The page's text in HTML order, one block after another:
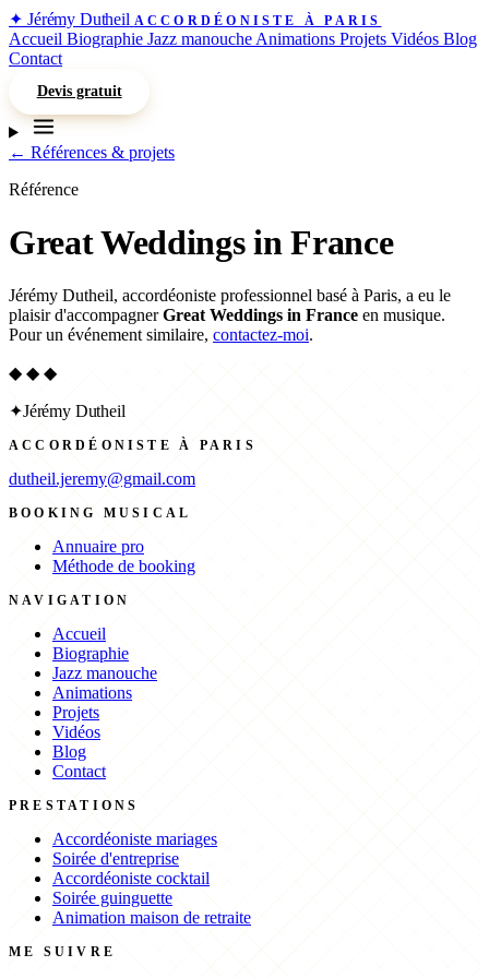
✦ Jérémy Dutheil ACCORDÉONISTE À PARIS
Accueil Biographie Jazz manouche Animations Projets Vidéos Blog
Contact
Devis gratuit
← Références & projets
Référence
Great Weddings in France
Jérémy Dutheil, accordéoniste professionnel basé à Paris, a eu le
plaisir d'accompagnerGreat Weddings in France en musique.
Pour un événement similaire, contactez-moi.
◆ ◆ ◆
✦Jérémy Dutheil
ACCORDÉONISTE À PARIS
dutheil.jeremy@gmail.com
BOOKING MUSICAL
Annuaire pro
Méthode de booking
NAVIGATION
Accueil
Biographie
Jazz manouche
Animations
Projets
Vidéos
Blog
Contact
PRESTATIONS
Accordéoniste mariages
Soirée d'entreprise
Accordéoniste cocktail
Soirée guinguette
Animation maison de retraite
ME SUIVRE